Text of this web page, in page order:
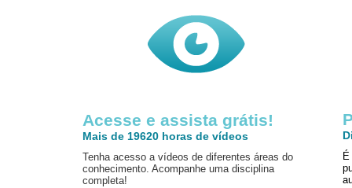
Acesse e assista grátis!
Mais de 19620 horas de vídeos
Tenha acesso a vídeos de diferentes áreas do
conhecimento. Acompanhe uma disciplina
completa!